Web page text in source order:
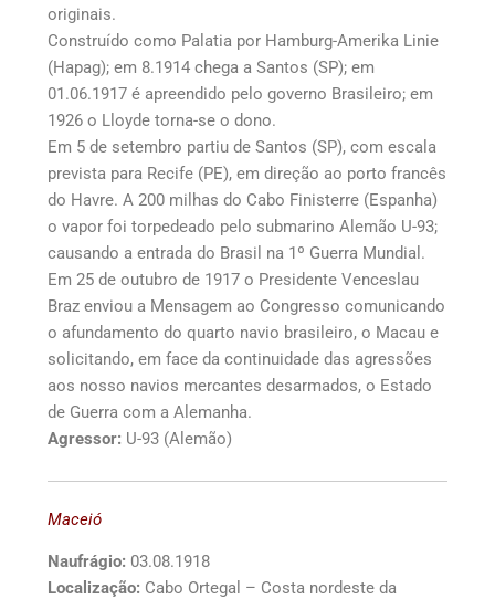
originais.
Construído como Palatia por Hamburg-Amerika Linie
(Hapag); em 8.1914 chega a Santos (SP); em
01.06.1917 é apreendido pelo governo Brasileiro; em
1926 o Lloyde torna-se o dono.
Em 5 de setembro partiu de Santos (SP), com escala
prevista para Recife (PE), em direção ao porto francês
do Havre. A 200 milhas do Cabo Finisterre (Espanha)
o vapor foi torpedeado pelo submarino Alemão U-93;
causando a entrada do Brasil na 1º Guerra Mundial.
Em 25 de outubro de 1917 o Presidente Venceslau
Braz enviou a Mensagem ao Congresso comunicando
o afundamento do quarto navio brasileiro, o Macau e
solicitando, em face da continuidade das agressões
aos nosso navios mercantes desarmados, o Estado
de Guerra com a Alemanha.
Agressor: U-93 (Alemão)
Maceió
Naufrágio: 03.08.1918
Localização: Cabo Ortegal – Costa nordeste da